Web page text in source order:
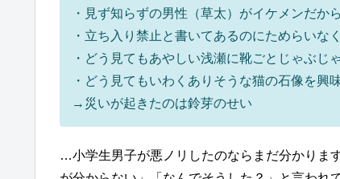
・見ず知らずの男性（草太）がイケメンだか
・立ち入り禁止と書いてあるのにためらいな
・どう見てもあやしい浅瀬に靴ごとじゃぶじ
・どう見てもいわくありそうな猫の石像を興
→災いが起きたのは鈴芽のせい
…小学生男子が悪ノリしたのならまだ分かりま